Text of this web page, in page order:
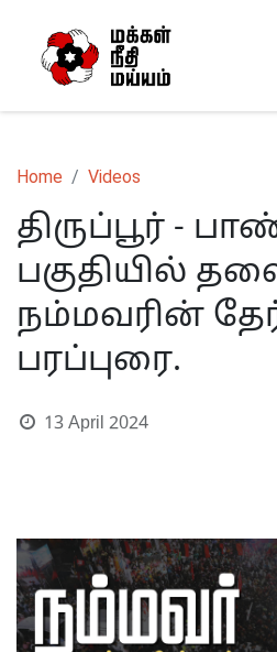
Home Videos
திருப்பூர் -
பகுதியில்
நம்மவரின்
பரப்புரை.
13 April 2024